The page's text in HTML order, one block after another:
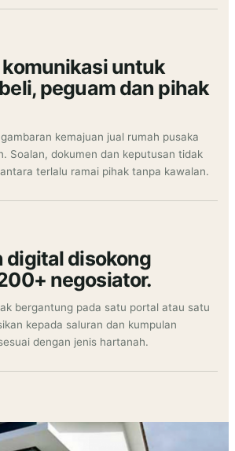
untuk
peguam dan pihak
kemajuan jual rumah pusaka
Soalan, dokumen dan keputusan tidak
terlalu ramai pihak tanpa kawalan.
digital disokong
negosiator.
bergantung pada satu portal atau satu
kepada saluran dan kumpulan
dengan jenis hartanah.